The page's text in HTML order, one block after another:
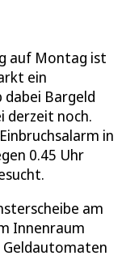
auf Montag ist
ein
Bargeld
derzeit noch.
in
0.45 Uhr
am
Innenraum
Geldautomaten